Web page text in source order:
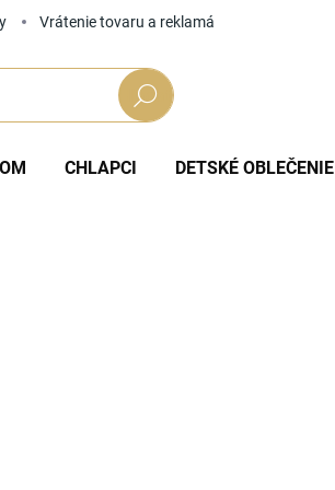
Vrátenie tovaru a reklamácia
Hľadať
CHLAPCI DETSKÉ OBLEČENIE